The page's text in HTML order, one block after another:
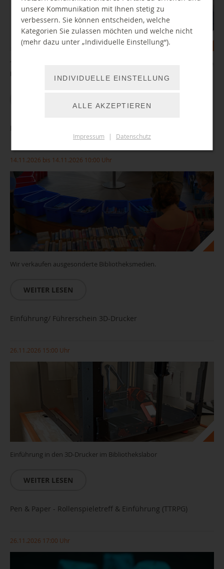
Themen der Info-Veranstaltung: digitaler Nachlass und elektronische
Patientenakte
14.11.2026 bis 14.11.2026 10:00 Uhr
Wir verkaufen ausgesonderte Bibliotheksmedien.
WEITER LESEN
Einführung/ Führerschein 3D-Drucker
26.11.2026 15:00 Uhr
Einführung in den 3D-Drucker im Bibliothekslabor
WEITER LESEN
Pen & Paper - Rollenspieletreff & Einführung (TTRPG)
26.11.2026 17:00 Uhr
unsere Kommunikation mit Ihnen stetig zu
verbessern. Sie können entscheiden, welche
Kategorien Sie zulassen möchten und welche nicht
(mehr dazu unter „Individuelle Einstellung“).
INDIVIDUELLE EINSTELLUNG
ALLE AKZEPTIEREN
Impressum | Datenschutz